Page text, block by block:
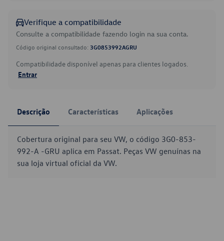
Verifique a compatibilidade
Consulte a compatibilidade fazendo login na sua conta.
Código original consultado: 3G0853992AGRU
Compatibilidade disponível apenas para clientes logados.
Entrar
Descrição Características Aplicações
Cobertura original para seu VW, o código 3G0-853-
992-A -GRU aplica em Passat. Peças VW genuínas na
sua loja virtual oficial da VW.